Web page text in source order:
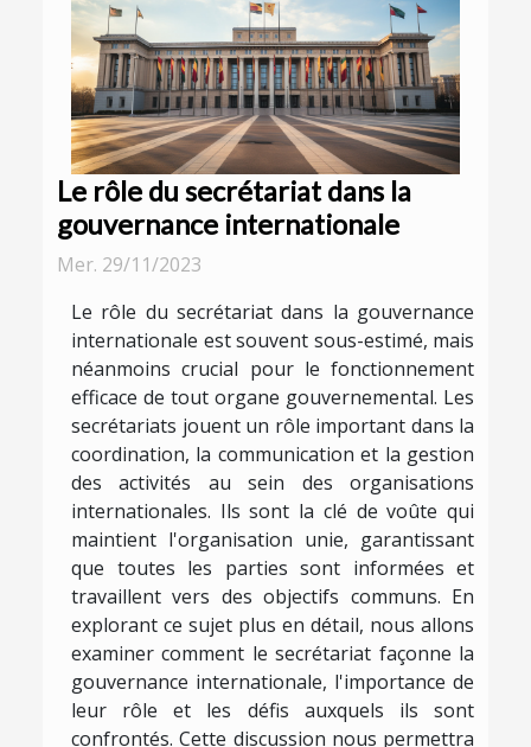
Le rôle du secrétariat dans la
gouvernance internationale
Mer. 29/11/2023
Le rôle du secrétariat dans la gouvernance
internationale est souvent sous-estimé, mais
néanmoins crucial pour le fonctionnement
efficace de tout organe gouvernemental. Les
secrétariats jouent un rôle important dans la
coordination, la communication et la gestion
des activités au sein des organisations
internationales. Ils sont la clé de voûte qui
maintient l'organisation unie, garantissant
que toutes les parties sont informées et
travaillent vers des objectifs communs. En
explorant ce sujet plus en détail, nous allons
examiner comment le secrétariat façonne la
gouvernance internationale, l'importance de
leur rôle et les défis auxquels ils sont
confrontés. Cette discussion nous permettra